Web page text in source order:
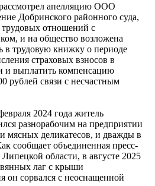
апелляцию ООО
Добринского районного суда,
отношений с
и на общество возложена
в трудовую книжку о периоде
страховых взносов в
выплатить компенсацию
рублей связи с несчастным
2024 года житель
разнорабочим на предприятии
мясных деликатесов, и дважды в
сообщает объединенная пресс-
области, в августе 2025
лаг с крыши
он сорвался с неоснащенной